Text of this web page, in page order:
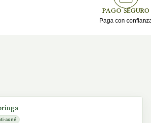
PAGO SEGURO
Paga con
acné